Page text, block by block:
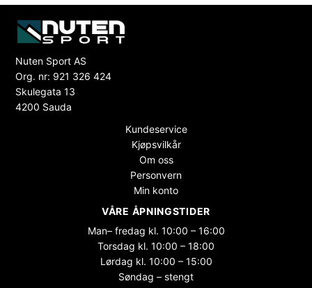
Nuten Sport AS
Org. nr: 921 326 424
Skulegata 13
4200 Sauda
Kundeservice
Kjøpsvilkår
Om oss
Personvern
Min konto
VÅRE ÅPNINGSTIDER
Man– fredag kl. 10:00 – 16:00
Torsdag kl. 10:00 – 18:00
Lørdag kl. 10:00 – 15:00
Søndag – stengt